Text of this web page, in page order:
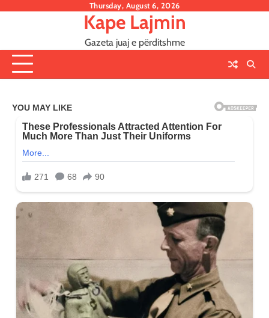
Thursday, August 6, 2026
Kape Lajmin
Gazeta juaj e përditshme